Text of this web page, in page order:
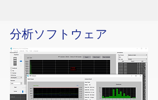
分析ソフトウェア